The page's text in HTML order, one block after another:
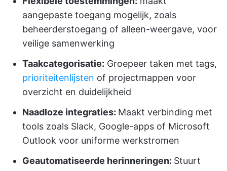
aangepaste toegang mogelijk, zoals
beheerderstoegang of alleen-weergave, voor
veilige samenwerking
Taakcategorisatie: Groepeer taken met tags,
prioriteitenlijsten of projectmappen voor
overzicht en duidelijkheid
Naadloze integraties: Maakt verbinding met
tools zoals Slack, Google-apps of Microsoft
Outlook voor uniforme werkstromen
Geautomatiseerde herinneringen: Stuurt